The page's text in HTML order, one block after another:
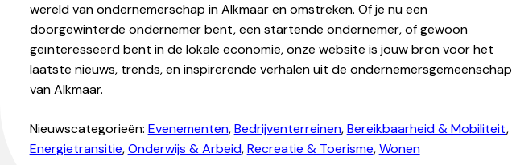
wereld van ondernemerschap in Alkmaar en omstreken. Of je nu een
doorgewinterde ondernemer bent, een startende ondernemer, of gewoon
geïnteresseerd bent in de lokale economie, onze website is jouw bron voor het
laatste nieuws, trends, en inspirerende verhalen uit de ondernemersgemeenschap
van Alkmaar.
Nieuwscategorieën: Evenementen,Bedrijventerreinen,Bereikbaarheid & Mobiliteit,
Energietransitie,Onderwijs & Arbeid,Recreatie & Toerisme,Wonen